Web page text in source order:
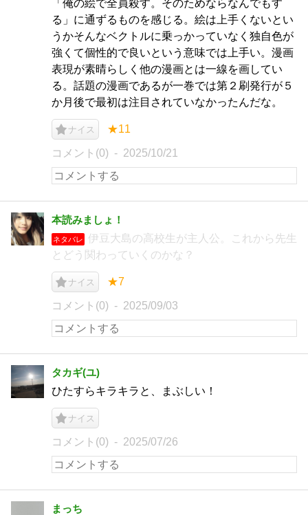
「俺の絵で全員殺す。そのためならなんでもす
る」に通ずるものを感じる。絵は上手くないとい
うかそんなベクトルに乗っかっていなく独自色が
強くて個性的で良いという意味では上手い。漫画
表現が素晴らしく他の漫画とは一線を画してい
る。話題の漫画であるが一巻では第２刷発行が５
か月後で最初は注目されていなかったんだな。
ナイス ★11
コメント(0) 2025/10/21
本読みましょ！
ネタバレ
伊豆大島の高校生が主人公。これから先生
とどう関わっていくのかな？
ナイス ★7
コメント(0) 2025/09/03
タカギ(ユ)
ひたすらキラキラと、まぶしい！
ナイス
コメント(0) 2025/07/26
まっち